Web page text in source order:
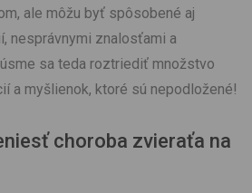
ale môžu byť spôsobené aj
nesprávnymi znalosťami a
sa teda roztriediť množstvo
a myšlienok, ktoré sú nepodložené!
choroba zvieraťa na